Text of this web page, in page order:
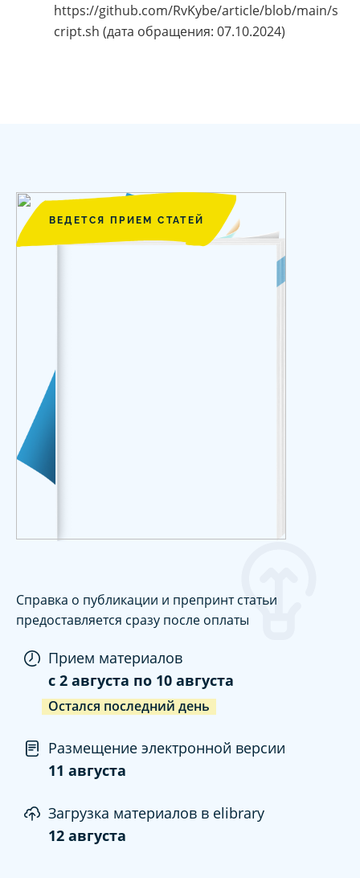
https://github.com/RvKybe/article/blob/main/s
cript.sh (дата обращения: 07.10.2024)
ВЕДЕТСЯ ПРИЕМ СТАТЕЙ
Справка о публикации и препринт статьи
предоставляется сразу после оплаты
Прием материалов
c 2 августа по 10 августа
Остался последний день
Размещение электронной версии
11 августа
Загрузка материалов в elibrary
12 августа